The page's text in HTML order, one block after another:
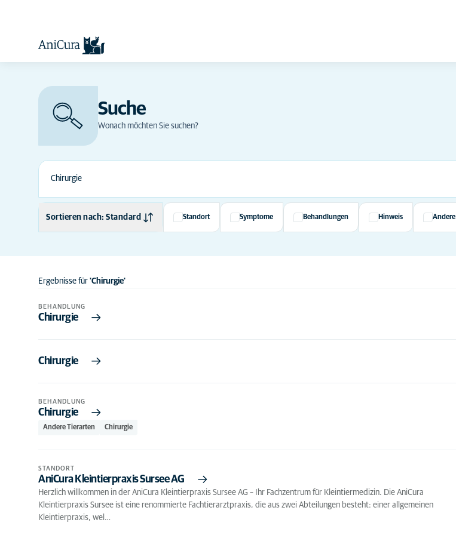
Suche
Wonach möchten Sie suchen?
Sortieren nach: Standard Standort Symptome Behandlungen Hinweis Andere
Ergebnisse für 'Chirurgie'
BEHANDLUNG
Chirurgie
Chirurgie
BEHANDLUNG
Chirurgie
Andere Tierarten Chirurgie
STANDORT
AniCura Kleintierpraxis Sursee AG
Herzlich willkommen in der AniCura Kleintierpraxis Sursee AG – Ihr Fachzentrum für Kleintiermedizin. Die AniCura
Kleintierpraxis Sursee ist eine renommierte Fachtierarztpraxis, die aus zwei Abteilungen besteht: einer allgemeinen
Kleintierpraxis, wel…